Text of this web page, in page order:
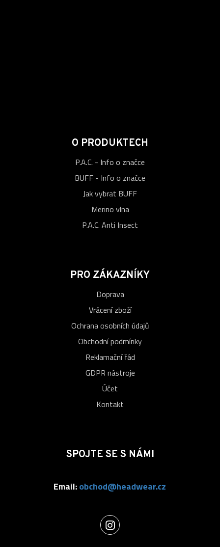
O PRODUKTECH
P.A.C. - Info o značce
BUFF - Info o značce
Jak vybrat BUFF
Merino vlna
P.A.C. Anti Insect
PRO ZÁKAZNÍKY
Doprava
Vrácení zboží
Ochrana osobních údajů
Obchodní podmínky
Reklamační řád
GDPR nástroje
Účet
Kontakt
SPOJTE SE S NÁMI
Email:obchod@headwear.cz